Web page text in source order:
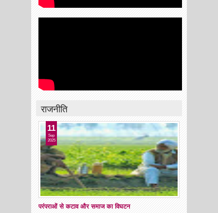
राजनीति
परंपराओं से कटाव और समाज का विघटन
11
Sep
2025